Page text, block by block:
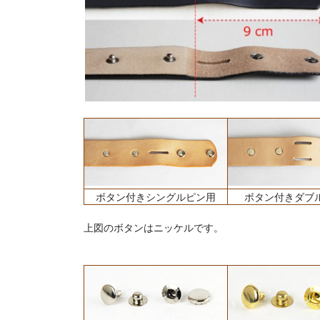
ボタン付きシングルピン用 ボタン付きダブ
上図のボタンはニッケルです。